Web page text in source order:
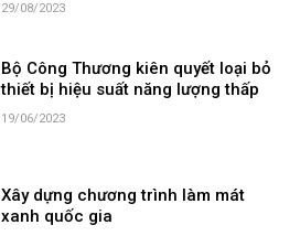
29/08/2023
Bộ Công Thương kiên quyết loại bỏ
thiết bị hiệu suất năng lượng thấp
19/06/2023
Xây dựng chương trình làm mát
xanh quốc gia